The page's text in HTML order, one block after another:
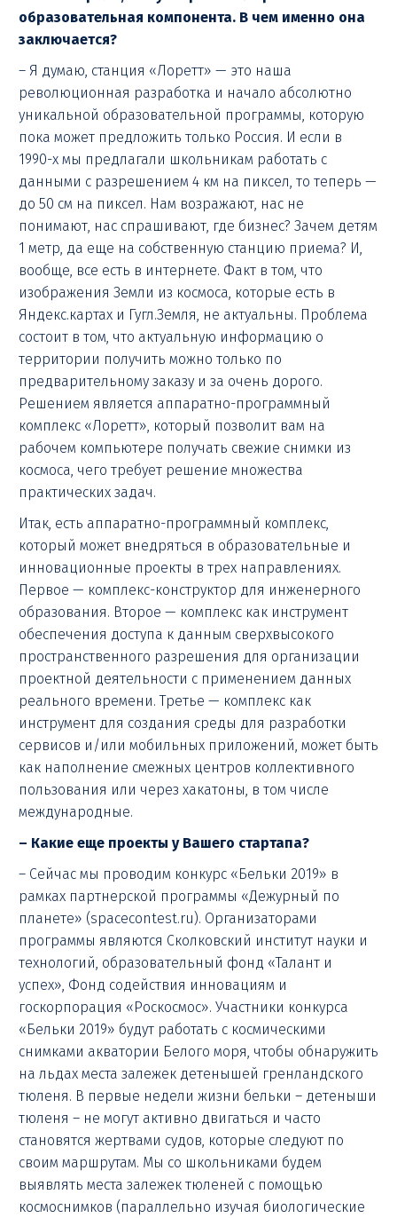
образовательная компонента. В чем именно она
заключается?
– Я думаю, станция «Лоретт» — это наша
революционная разработка и начало абсолютно
уникальной образовательной программы, которую
пока может предложить только Россия. И если в
1990-х мы предлагали школьникам работать с
данными с разрешением 4 км на пиксел, то теперь —
до 50 см на пиксел. Нам возражают, нас не
понимают, нас спрашивают, где бизнес? Зачем детям
1 метр, да еще на собственную станцию приема? И,
вообще, все есть в интернете. Факт в том, что
изображения Земли из космоса, которые есть в
Яндекс.картах и Гугл.Земля, не актуальны. Проблема
состоит в том, что актуальную информацию о
территории получить можно только по
предварительному заказу и за очень дорого.
Решением является аппаратно-программный
комплекс «Лоретт», который позволит вам на
рабочем компьютере получать свежие снимки из
космоса, чего требует решение множества
практических задач.
Итак, есть аппаратно-программный комплекс,
который может внедряться в образовательные и
инновационные проекты в трех направлениях.
Первое — комплекс-конструктор для инженерного
образования. Второе — комплекс как инструмент
обеспечения доступа к данным сверхвысокого
пространственного разрешения для организации
проектной деятельности с применением данных
реального времени. Третье — комплекс как
инструмент для создания среды для разработки
сервисов и/или мобильных приложений, может быть
как наполнение смежных центров коллективного
пользования или через хакатоны, в том числе
международные.
– Какие еще проекты у Вашего стартапа?
– Сейчас мы проводим конкурс «Бельки 2019» в
рамках партнерской программы «Дежурный по
планете» (spacecontest.ru). Организаторами
программы являются Сколковский институт науки и
технологий, образовательный фонд «Талант и
успех», Фонд содействия инновациям и
госкорпорация «Роскосмос». Участники конкурса
«Бельки 2019» будут работать с космическими
снимками акватории Белого моря, чтобы обнаружить
на льдах места залежек детенышей гренландского
тюленя. В первые недели жизни бельки – детеныши
тюленя – не могут активно двигаться и часто
становятся жертвами судов, которые следуют по
своим маршрутам. Мы со школьниками будем
выявлять места залежек тюленей с помощью
космоснимков (параллельно изучая биологические